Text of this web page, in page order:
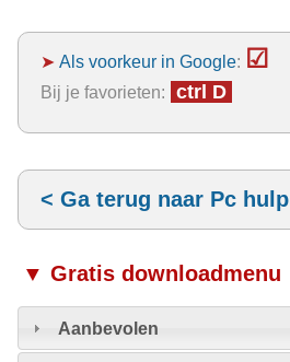
➤ Als voorkeur in Google: ☑
Bij je favorieten: ctrl D
< Ga terug naar Pc hulp
▼ Gratis downloadmenu
Aanbevolen